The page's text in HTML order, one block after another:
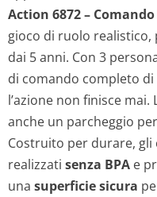
Action 6872 –
gioco di ruolo
dai 5 anni. Con 3
di comando completo
l’azione non finisce
anche un parcheggio
Costruito per durare, gli
realizzati senza BPA e
una superficie sicura